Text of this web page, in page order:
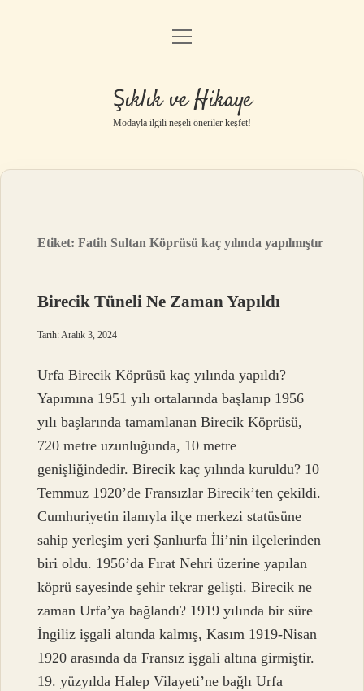
Gizlilik Politikası
Yasal Uyarı
menüyü
Şıklık ve Hikaye
Modayla ilgili neşeli öneriler keşfet!
Etiket:Fatih Sultan Köprüsü kaç yılında yapılmıştır
Birecik Tüneli Ne Zaman Yapıldı
Tarih: Aralık 3, 2024
Urfa Birecik Köprüsü kaç yılında yapıldı?
Yapımına 1951 yılı ortalarında başlanıp 1956
yılı başlarında tamamlanan Birecik Köprüsü,
720 metre uzunluğunda, 10 metre
genişliğindedir. Birecik kaç yılında kuruldu? 10
Temmuz 1920’de Fransızlar Birecik’ten çekildi.
Cumhuriyetin ilanıyla ilçe merkezi statüsüne
sahip yerleşim yeri Şanlıurfa İli’nin ilçelerinden
biri oldu. 1956’da Fırat Nehri üzerine yapılan
köprü sayesinde şehir tekrar gelişti. Birecik ne
zaman Urfa’ya bağlandı? 1919 yılında bir süre
İngiliz işgali altında kalmış, Kasım 1919-Nisan
1920 arasında da Fransız işgali altına girmiştir.
19. yüzyılda Halep Vilayeti’ne bağlı Urfa